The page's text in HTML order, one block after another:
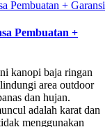
Pembuatan +
kanopi baja ringan
area outdoor
dan hujan.
adalah karat dan
menggunakan